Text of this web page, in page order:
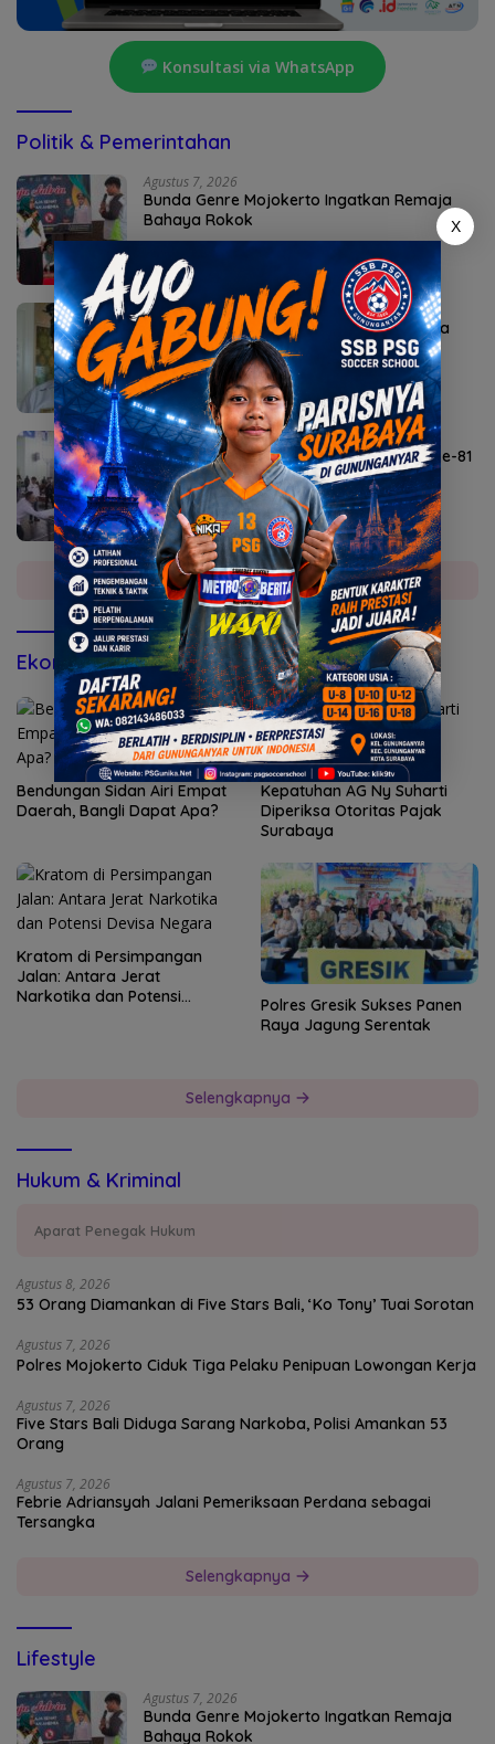
Konsultasi via WhatsApp
Politik & Pemerintahan
Agustus 7, 2026
Bunda Genre Mojokerto Ingatkan Remaja
Bahaya Rokok
Agustus 6, 2026
Sekda Karangasem I Ketut Sedana Merta
Diperiksa Kejari
Agustus 6, 2026
Lomba Agustusan Semarakkan HUT RI ke-81
di Mojokerto
Selengkapnya
Ekonomi & Bisnis
Bendungan Sidan Airi Empat
Daerah, Bangli Dapat Apa?
Kepatuhan AG Ny Suharti
Diperiksa Otoritas Pajak
Surabaya
Kratom di Persimpangan
Jalan: Antara Jerat
Narkotika dan Potensi
Polres Gresik Sukses Panen
Raya Jagung Serentak
Selengkapnya
Hukum & Kriminal
Aparat Penegak Hukum
Agustus 8, 2026
53 Orang Diamankan di Five Stars Bali, ‘Ko Tony’ Tuai Sorotan
Agustus 7, 2026
Polres Mojokerto Ciduk Tiga Pelaku Penipuan Lowongan Kerja
Agustus 7, 2026
Five Stars Bali Diduga Sarang Narkoba, Polisi Amankan 53
Orang
Agustus 7, 2026
Febrie Adriansyah Jalani Pemeriksaan Perdana sebagai
Tersangka
Selengkapnya
Lifestyle
Agustus 7, 2026
Bunda Genre Mojokerto Ingatkan Remaja
Bahaya Rokok
X